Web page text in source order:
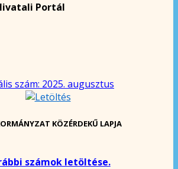
Portál
szám: 2025. augusztus
KÖZÉRDEKŰ LAPJA
számok letöltése.